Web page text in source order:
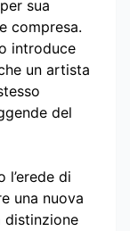
sua
compresa.
introduce
un artista
del
l’erede di
una nuova
distinzione